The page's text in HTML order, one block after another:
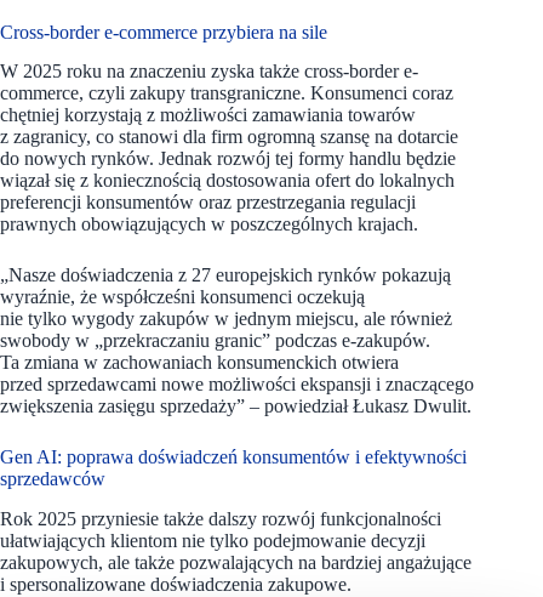
Cross-border e-commerce przybiera na sile
W 2025 roku na znaczeniu zyska także cross-border e-
commerce, czyli zakupy transgraniczne. Konsumenci coraz
chętniej korzystają z możliwości zamawiania towarów
z zagranicy, co stanowi dla firm ogromną szansę na dotarcie
do nowych rynków. Jednak rozwój tej formy handlu będzie
wiązał się z koniecznością dostosowania ofert do lokalnych
preferencji konsumentów oraz przestrzegania regulacji
prawnych obowiązujących w poszczególnych krajach.
„Nasze doświadczenia z 27 europejskich rynków pokazują
wyraźnie, że współcześni konsumenci oczekują
nie tylko wygody zakupów w jednym miejscu, ale również
swobody w „przekraczaniu granic” podczas e-zakupów.
Ta zmiana w zachowaniach konsumenckich otwiera
przed sprzedawcami nowe możliwości ekspansji i znaczącego
zwiększenia zasięgu sprzedaży” – powiedział Łukasz Dwulit.
Gen AI: poprawa doświadczeń konsumentów i efektywności
sprzedawców
Rok 2025 przyniesie także dalszy rozwój funkcjonalności
ułatwiających klientom nie tylko podejmowanie decyzji
zakupowych, ale także pozwalających na bardziej angażujące
i spersonalizowane doświadczenia zakupowe.